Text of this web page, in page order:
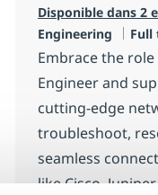
Disponible dans 2
Engineering
Full
Embrace the role
Engineer and
cutting-edge
troubleshoot,
seamless
like Cisco,